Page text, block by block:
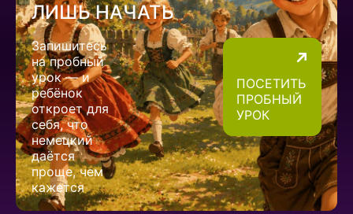
ЛИШЬ НАЧАТЬ
Запишитесь
на пробный
урок — и
ребёнок
откроет для
себя, что
немецкий
даётся
проще, чем
кажется
ПОСЕТИТЬ
ПРОБНЫЙ
УРОК